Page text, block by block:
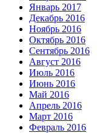
Январь 2017
Декабрь 2016
Ноябрь 2016
Октябрь 2016
Сентябрь 2016
Август 2016
Июль 2016
Июнь 2016
Май 2016
Апрель 2016
Март 2016
Февраль 2016